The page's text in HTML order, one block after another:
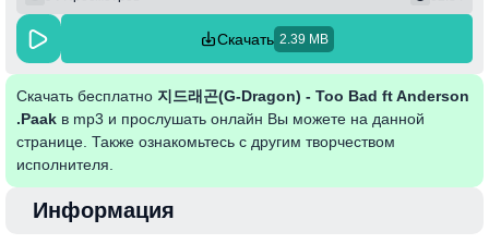
Скачать 2.39 MB
Скачать бесплатно 지드래곤(G-Dragon) - Too Bad ft Anderson
.Paak в mp3 и прослушать онлайн Вы можете на данной
странице. Также ознакомьтесь с другим творчеством
исполнителя.
Информация